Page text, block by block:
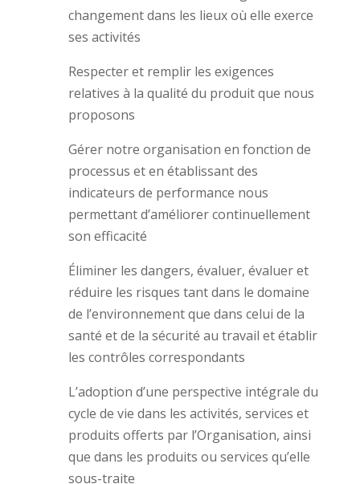
changement dans les lieux où elle exerce
ses activités
Respecter et remplir les exigences
relatives à la qualité du produit que nous
proposons
Gérer notre organisation en fonction de
processus et en établissant des
indicateurs de performance nous
permettant d’améliorer continuellement
son efficacité
Éliminer les dangers, évaluer, évaluer et
réduire les risques tant dans le domaine
de l’environnement que dans celui de la
santé et de la sécurité au travail et établir
les contrôles correspondants
L’adoption d’une perspective intégrale du
cycle de vie dans les activités, services et
produits offerts par l’Organisation, ainsi
que dans les produits ou services qu’elle
sous-traite